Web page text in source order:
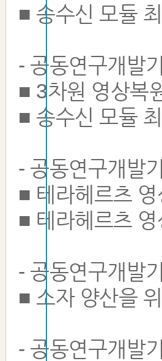
■ 송수신 모듈
- 공동연구개발
■ 3차원 영상복
■ 송수신 모듈
- 공동연구개발
■ 테라헤르츠
■ 테라헤르츠
- 공동연구개발
■ 소자 양산을
- 공동연구개발